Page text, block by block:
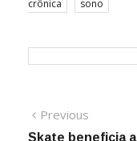
crônica
sono
Navegação
Previous
post:
Skate beneficia a